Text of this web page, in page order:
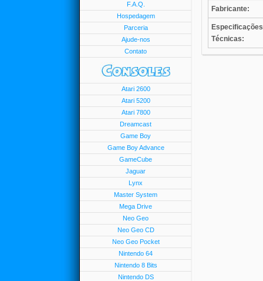
Fabricante:
Especificações
Técnicas:
F.A.Q.
Hospedagem
Parceria
Ajude-nos
Contato
Atari 2600
Atari 5200
Atari 7800
Dreamcast
Game Boy
Game Boy Advance
GameCube
Jaguar
Lynx
Master System
Mega Drive
Neo Geo
Neo Geo CD
Neo Geo Pocket
Nintendo 64
Nintendo 8 Bits
Nintendo DS